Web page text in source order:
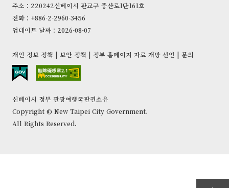
주소：220242신베이시 판교구 중산로1단161호
전화：+886-2-2960-3456
업데이트 날짜：2026-08-07
개인 정보 정책 | 보안 정책 | 정부 홈페이지 자료 개방 선언 | 문의
신베이시 정부 관광여행국판권소유
Copyright © New Taipei City Government.
All Rights Reserved.